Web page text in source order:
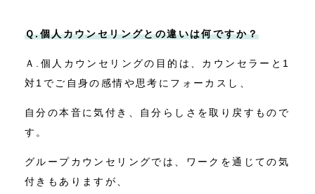
Ｑ.個人カウンセリングとの違いは何ですか？
Ａ.個人カウンセリングの目的は、カウンセラーと1
対1でご自身の感情や思考にフォーカスし、
自分の本音に気付き、自分らしさを取り戻すもので
す。
グループカウンセリングでは、ワークを通じての気
付きもありますが、